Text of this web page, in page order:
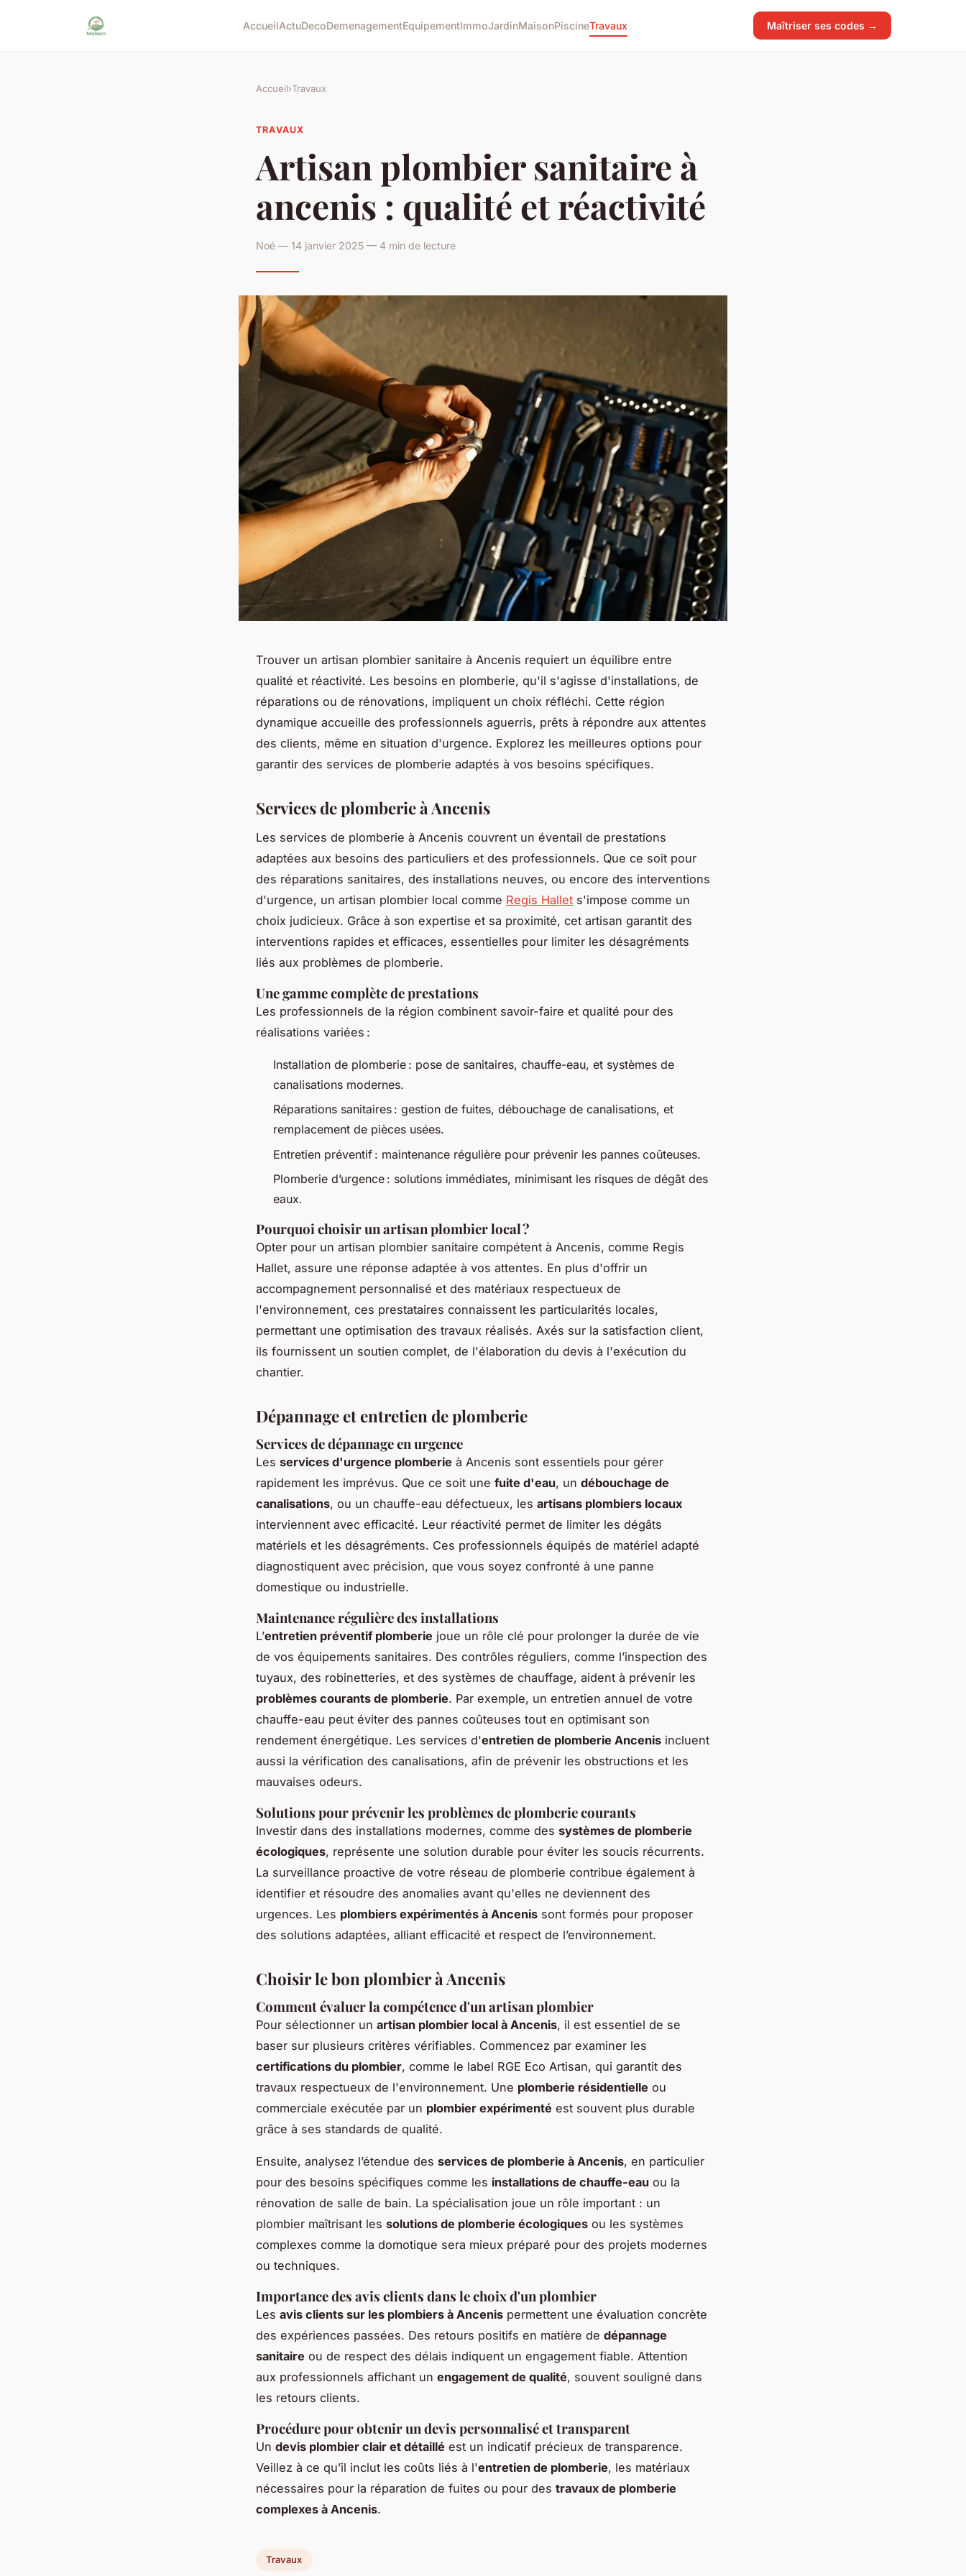
AccueilActuDecoDemenagementEquipementImmoJardinMaisonPiscineTravaux Maîtriser ses codes →
Accueil›Travaux
TRAVAUX
Artisan plombier sanitaire à
ancenis : qualité et réactivité
Noé — 14 janvier 2025 — 4 min de lecture
Trouver un artisan plombier sanitaire à Ancenis requiert un équilibre entre
qualité et réactivité. Les besoins en plomberie, qu'il s'agisse d'installations, de
réparations ou de rénovations, impliquent un choix réfléchi. Cette région
dynamique accueille des professionnels aguerris, prêts à répondre aux attentes
des clients, même en situation d'urgence. Explorez les meilleures options pour
garantir des services de plomberie adaptés à vos besoins spécifiques.
Services de plomberie à Ancenis
Les services de plomberie à Ancenis couvrent un éventail de prestations
adaptées aux besoins des particuliers et des professionnels. Que ce soit pour
des réparations sanitaires, des installations neuves, ou encore des interventions
d'urgence, un artisan plombier local comme Regis Hallet s'impose comme un
choix judicieux. Grâce à son expertise et sa proximité, cet artisan garantit des
interventions rapides et efficaces, essentielles pour limiter les désagréments
liés aux problèmes de plomberie.
Une gamme complète de prestations
Les professionnels de la région combinent savoir-faire et qualité pour des
réalisations variées :
Installation de plomberie : pose de sanitaires, chauffe-eau, et systèmes de
canalisations modernes.
Réparations sanitaires : gestion de fuites, débouchage de canalisations, et
remplacement de pièces usées.
Entretien préventif : maintenance régulière pour prévenir les pannes coûteuses.
Plomberie d’urgence : solutions immédiates, minimisant les risques de dégât des
eaux.
Pourquoi choisir un artisan plombier local ?
Opter pour un artisan plombier sanitaire compétent à Ancenis, comme Regis
Hallet, assure une réponse adaptée à vos attentes. En plus d'offrir un
accompagnement personnalisé et des matériaux respectueux de
l'environnement, ces prestataires connaissent les particularités locales,
permettant une optimisation des travaux réalisés. Axés sur la satisfaction client,
ils fournissent un soutien complet, de l'élaboration du devis à l'exécution du
chantier.
Dépannage et entretien de plomberie
Services de dépannage en urgence
Les services d'urgence plomberie à Ancenis sont essentiels pour gérer
rapidement les imprévus. Que ce soit une fuite d'eau, un débouchage de
canalisations, ou un chauffe-eau défectueux, les artisans plombiers locaux
interviennent avec efficacité. Leur réactivité permet de limiter les dégâts
matériels et les désagréments. Ces professionnels équipés de matériel adapté
diagnostiquent avec précision, que vous soyez confronté à une panne
domestique ou industrielle.
Maintenance régulière des installations
L’entretien préventif plomberie joue un rôle clé pour prolonger la durée de vie
de vos équipements sanitaires. Des contrôles réguliers, comme l’inspection des
tuyaux, des robinetteries, et des systèmes de chauffage, aident à prévenir les
problèmes courants de plomberie. Par exemple, un entretien annuel de votre
chauffe-eau peut éviter des pannes coûteuses tout en optimisant son
rendement énergétique. Les services d'entretien de plomberie Ancenis incluent
aussi la vérification des canalisations, afin de prévenir les obstructions et les
mauvaises odeurs.
Solutions pour prévenir les problèmes de plomberie courants
Investir dans des installations modernes, comme des systèmes de plomberie
écologiques, représente une solution durable pour éviter les soucis récurrents.
La surveillance proactive de votre réseau de plomberie contribue également à
identifier et résoudre des anomalies avant qu'elles ne deviennent des
urgences. Les plombiers expérimentés à Ancenis sont formés pour proposer
des solutions adaptées, alliant efficacité et respect de l’environnement.
Choisir le bon plombier à Ancenis
Comment évaluer la compétence d'un artisan plombier
Pour sélectionner un artisan plombier local à Ancenis, il est essentiel de se
baser sur plusieurs critères vérifiables. Commencez par examiner les
certifications du plombier, comme le label RGE Eco Artisan, qui garantit des
travaux respectueux de l'environnement. Une plomberie résidentielle ou
commerciale exécutée par un plombier expérimenté est souvent plus durable
grâce à ses standards de qualité.
Ensuite, analysez l’étendue des services de plomberie à Ancenis, en particulier
pour des besoins spécifiques comme les installations de chauffe-eau ou la
rénovation de salle de bain. La spécialisation joue un rôle important : un
plombier maîtrisant les solutions de plomberie écologiques ou les systèmes
complexes comme la domotique sera mieux préparé pour des projets modernes
ou techniques.
Importance des avis clients dans le choix d'un plombier
Les avis clients sur les plombiers à Ancenis permettent une évaluation concrète
des expériences passées. Des retours positifs en matière de dépannage
sanitaire ou de respect des délais indiquent un engagement fiable. Attention
aux professionnels affichant un engagement de qualité, souvent souligné dans
les retours clients.
Procédure pour obtenir un devis personnalisé et transparent
Un devis plombier clair et détaillé est un indicatif précieux de transparence.
Veillez à ce qu’il inclut les coûts liés à l'entretien de plomberie, les matériaux
nécessaires pour la réparation de fuites ou pour des travaux de plomberie
complexes à Ancenis.
Travaux